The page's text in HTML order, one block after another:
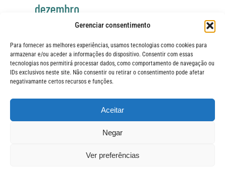
Gerenciar consentimento
Para fornecer as melhores experiências, usamos tecnologias como cookies para
armazenar e/ou aceder a informações do dispositivo. Consentir com essas
tecnologias nos permitirá processar dados, como comportamento de navegação ou
IDs exclusivos neste site. Não consentir ou retirar o consentimento pode afetar
negativamante certos recursos e funções.
Aceitar
Negar
Ver preferências
dezembro
novembro 27th, 2017
© Festival Panorama
O Festival Panorama é uma